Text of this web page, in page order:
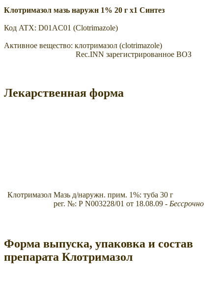
Клотримазол мазь наружн 1% 20 г x1 Синтез
Код ATX: D01AC01 (Clotrimazole)
Активное вещество: клотримазол (clotrimazole)
Rec.INN зарегистрированное ВОЗ
Лекарственная форма
Клотримазол Мазь д/наружн. прим. 1%: туба 30 г
рег. №: Р N003228/01 от 18.08.09 - Бессрочно
Форма выпуска, упаковка и состав
препарата Клотримазол